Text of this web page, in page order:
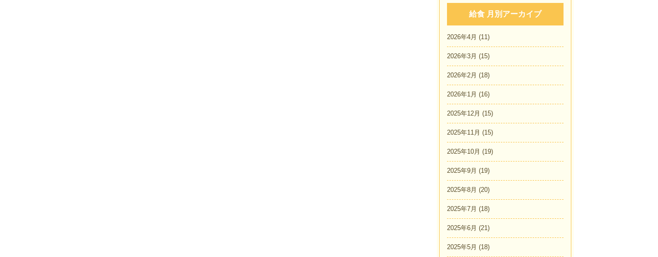
給食 月別アーカイブ
2026年4月 (11)
2026年3月 (15)
2026年2月 (18)
2026年1月 (16)
2025年12月 (15)
2025年11月 (15)
2025年10月 (19)
2025年9月 (19)
2025年8月 (20)
2025年7月 (18)
2025年6月 (21)
2025年5月 (18)